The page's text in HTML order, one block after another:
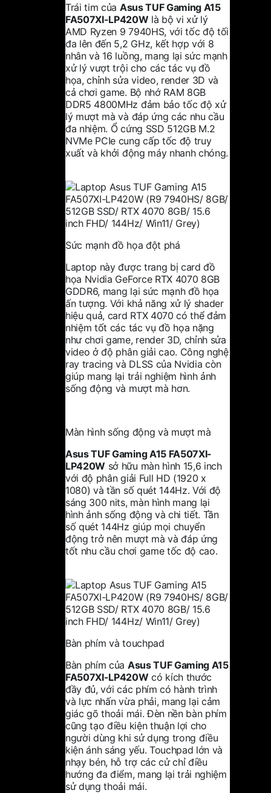
Trái tim của Asus TUF Gaming A15
FA507XI-LP420W là bộ vi xử lý
AMD Ryzen 9 7940HS, với tốc độ tối
đa lên đến 5,2 GHz, kết hợp với 8
nhân và 16 luồng, mang lại sức mạnh
xử lý vượt trội cho các tác vụ đồ
họa, chỉnh sửa video, render 3D và
cả chơi game. Bộ nhớ RAM 8GB
DDR5 4800MHz đảm bảo tốc độ xử
lý mượt mà và đáp ứng các nhu cầu
đa nhiệm. Ổ cứng SSD 512GB M.2
NVMe PCIe cung cấp tốc độ truy
xuất và khởi động máy nhanh chóng.
Sức mạnh đồ họa đột phá
Laptop này được trang bị card đồ
họa Nvidia GeForce RTX 4070 8GB
GDDR6, mang lại sức mạnh đồ họa
ấn tượng. Với khả năng xử lý shader
hiệu quả, card RTX 4070 có thể đảm
nhiệm tốt các tác vụ đồ họa nặng
như chơi game, render 3D, chỉnh sửa
video ở độ phân giải cao. Công nghệ
ray tracing và DLSS của Nvidia còn
giúp mang lại trải nghiệm hình ảnh
sống động và mượt mà hơn.
Màn hình sống động và mượt mà
Asus TUF Gaming A15 FA507XI-
LP420W sở hữu màn hình 15,6 inch
với độ phân giải Full HD (1920 x
1080) và tần số quét 144Hz. Với độ
sáng 300 nits, màn hình mang lại
hình ảnh sống động và chi tiết. Tần
số quét 144Hz giúp mọi chuyển
động trở nên mượt mà và đáp ứng
tốt nhu cầu chơi game tốc độ cao.
Bàn phím và touchpad
Bàn phím của Asus TUF Gaming A15
FA507XI-LP420W có kích thước
đầy đủ, với các phím có hành trình
và lực nhấn vừa phải, mang lại cảm
giác gõ thoải mái. Đèn nền bàn phím
cũng tạo điều kiện thuận lợi cho
người dùng khi sử dụng trong điều
kiện ánh sáng yếu. Touchpad lớn và
nhạy bén, hỗ trợ các cử chỉ điều
hướng đa điểm, mang lại trải nghiệm
sử dụng thoải mái.